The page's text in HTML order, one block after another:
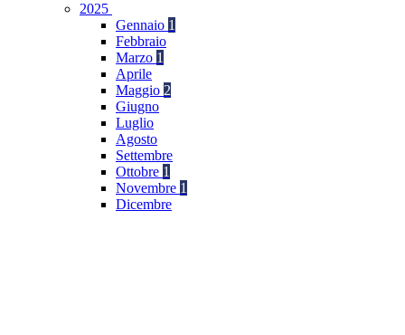
2025
Gennaio 1
Febbraio
Marzo 1
Aprile
Maggio 2
Giugno
Luglio
Agosto
Settembre
Ottobre 1
Novembre 1
Dicembre